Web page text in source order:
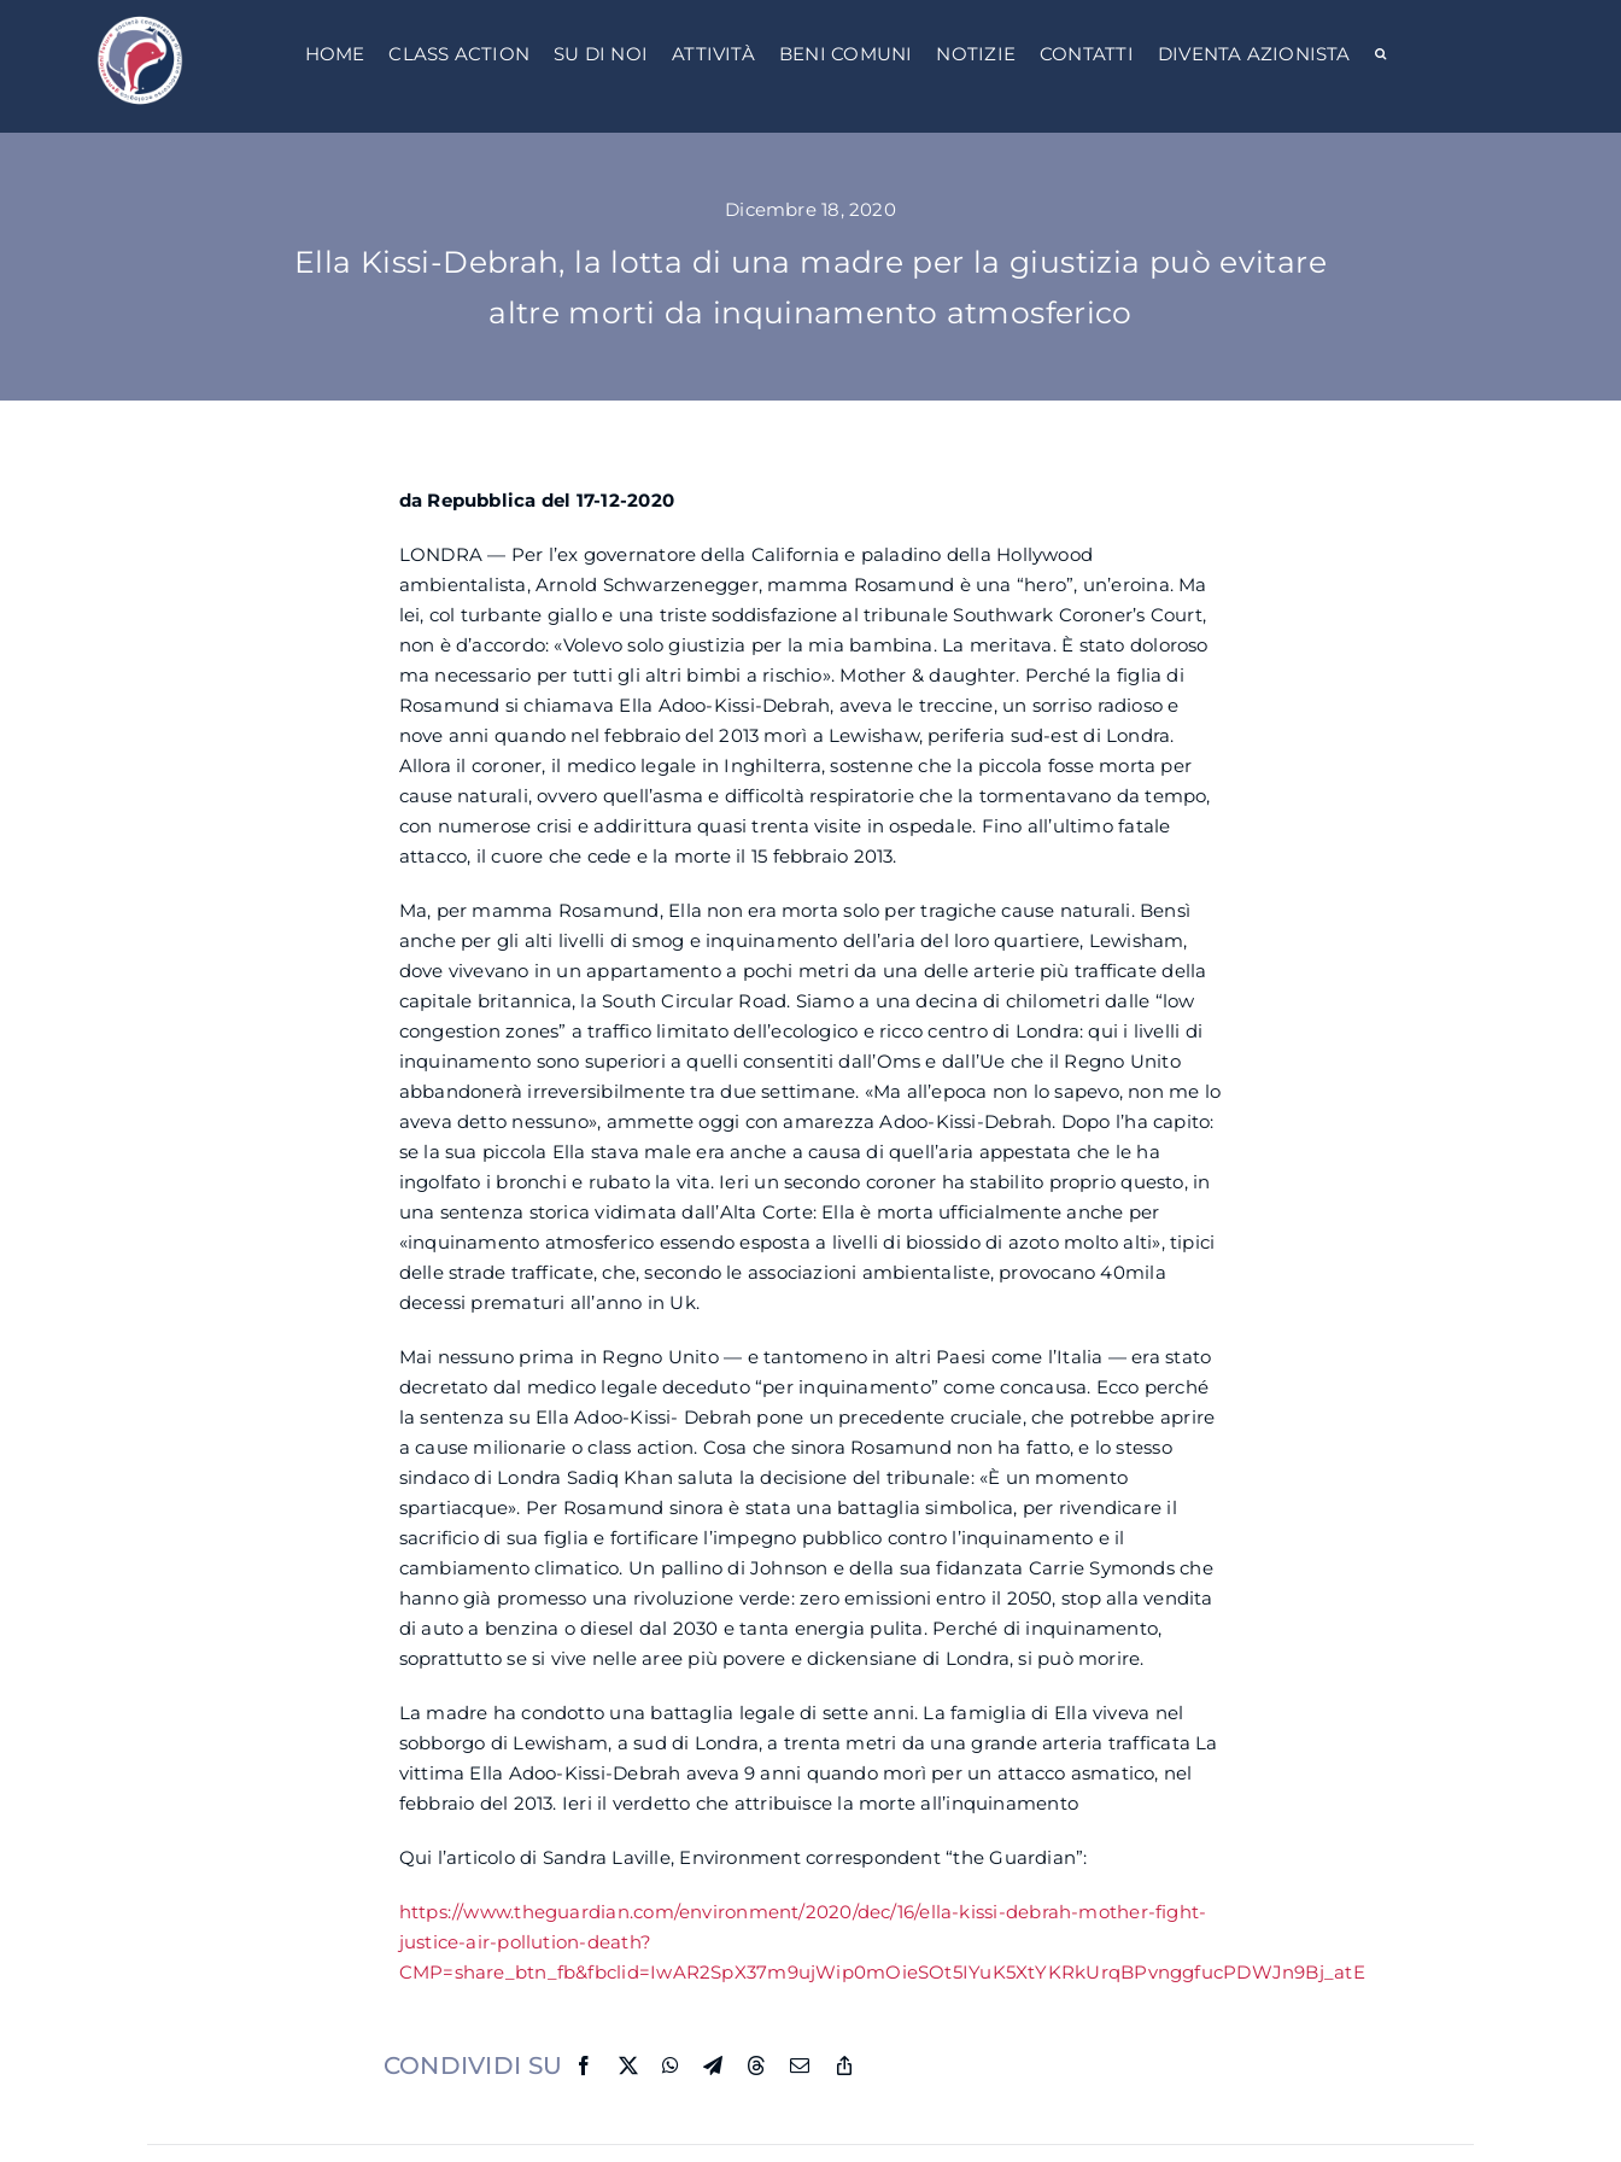
HOME CLASS ACTION SU DI NOI ATTIVITÀ BENI COMUNI NOTIZIE CONTATTI DIVENTA AZIONISTA
Dicembre 18, 2020
Ella Kissi-Debrah, la lotta di una madre per la giustizia può evitare
altre morti da inquinamento atmosferico
da Repubblica del 17-12-2020
LONDRA — Per l’ex governatore della California e paladino della Hollywood
ambientalista, Arnold Schwarzenegger, mamma Rosamund è una “hero”, un’eroina. Ma
lei, col turbante giallo e una triste soddisfazione al tribunale Southwark Coroner’s Court,
non è d’accordo: «Volevo solo giustizia per la mia bambina. La meritava. È stato doloroso
ma necessario per tutti gli altri bimbi a rischio». Mother & daughter. Perché la figlia di
Rosamund si chiamava Ella Adoo-Kissi-Debrah, aveva le treccine, un sorriso radioso e
nove anni quando nel febbraio del 2013 morì a Lewishaw, periferia sud-est di Londra.
Allora il coroner, il medico legale in Inghilterra, sostenne che la piccola fosse morta per
cause naturali, ovvero quell’asma e difficoltà respiratorie che la tormentavano da tempo,
con numerose crisi e addirittura quasi trenta visite in ospedale. Fino all’ultimo fatale
attacco, il cuore che cede e la morte il 15 febbraio 2013.
Ma, per mamma Rosamund, Ella non era morta solo per tragiche cause naturali. Bensì
anche per gli alti livelli di smog e inquinamento dell’aria del loro quartiere, Lewisham,
dove vivevano in un appartamento a pochi metri da una delle arterie più trafficate della
capitale britannica, la South Circular Road. Siamo a una decina di chilometri dalle “low
congestion zones” a traffico limitato dell’ecologico e ricco centro di Londra: qui i livelli di
inquinamento sono superiori a quelli consentiti dall’Oms e dall’Ue che il Regno Unito
abbandonerà irreversibilmente tra due settimane. «Ma all’epoca non lo sapevo, non me lo
aveva detto nessuno», ammette oggi con amarezza Adoo-Kissi-Debrah. Dopo l’ha capito:
se la sua piccola Ella stava male era anche a causa di quell’aria appestata che le ha
ingolfato i bronchi e rubato la vita. Ieri un secondo coroner ha stabilito proprio questo, in
una sentenza storica vidimata dall’Alta Corte: Ella è morta ufficialmente anche per
«inquinamento atmosferico essendo esposta a livelli di biossido di azoto molto alti», tipici
delle strade trafficate, che, secondo le associazioni ambientaliste, provocano 40mila
decessi prematuri all’anno in Uk.
Mai nessuno prima in Regno Unito — e tantomeno in altri Paesi come l’Italia — era stato
decretato dal medico legale deceduto “per inquinamento” come concausa. Ecco perché
la sentenza su Ella Adoo-Kissi- Debrah pone un precedente cruciale, che potrebbe aprire
a cause milionarie o class action. Cosa che sinora Rosamund non ha fatto, e lo stesso
sindaco di Londra Sadiq Khan saluta la decisione del tribunale: «È un momento
spartiacque». Per Rosamund sinora è stata una battaglia simbolica, per rivendicare il
sacrificio di sua figlia e fortificare l’impegno pubblico contro l’inquinamento e il
cambiamento climatico. Un pallino di Johnson e della sua fidanzata Carrie Symonds che
hanno già promesso una rivoluzione verde: zero emissioni entro il 2050, stop alla vendita
di auto a benzina o diesel dal 2030 e tanta energia pulita. Perché di inquinamento,
soprattutto se si vive nelle aree più povere e dickensiane di Londra, si può morire.
La madre ha condotto una battaglia legale di sette anni. La famiglia di Ella viveva nel
sobborgo di Lewisham, a sud di Londra, a trenta metri da una grande arteria trafficata La
vittima Ella Adoo-Kissi-Debrah aveva 9 anni quando morì per un attacco asmatico, nel
febbraio del 2013. Ieri il verdetto che attribuisce la morte all’inquinamento
Qui l’articolo di Sandra Laville, Environment correspondent “the Guardian”:
https://www.theguardian.com/environment/2020/dec/16/ella-kissi-debrah-mother-fight-
justice-air-pollution-death?
CMP=share_btn_fb&fbclid=IwAR2SpX37m9ujWip0mOieSOt5IYuK5XtYKRkUrqBPvnggfucPDWJn9Bj_atE
CONDIVIDI SU